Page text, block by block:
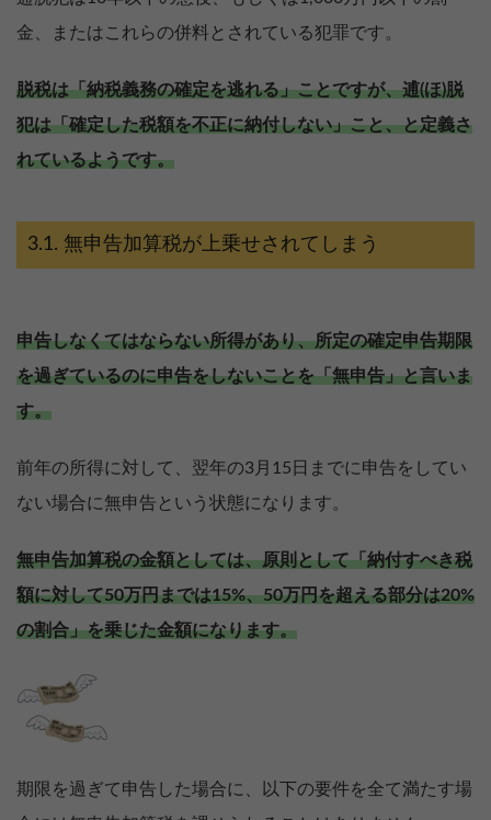
金、またはこれらの併料とされている犯罪です。
脱税は「納税義務の確定を逃れる」ことですが、逋(ほ)脱
犯は「確定した税額を不正に納付しない」こと、と定義さ
れているようです。
無申告加算税が上乗せされてしまう
申告しなくてはならない所得があり、所定の確定申告期限
を過ぎているのに申告をしないことを「無申告」と言いま
す。
前年の所得に対して、翌年の3月15日までに申告をしてい
ない場合に無申告という状態になります。
無申告加算税の金額としては、原則として「納付すべき税
額に対して50万円までは15%、50万円を超える部分は20%
の割合」を乗じた金額になります。
期限を過ぎて申告した場合に、以下の要件を全て満たす場